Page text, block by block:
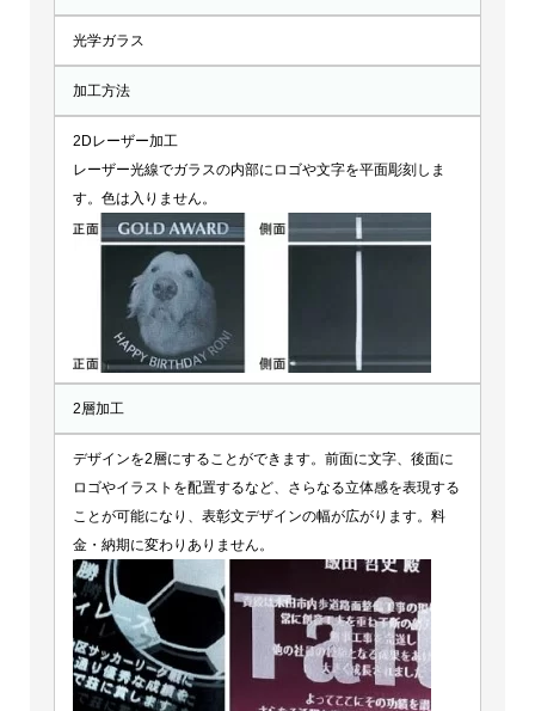
光学ガラス
加工方法
2Dレーザー加工
レーザー光線でガラスの内部にロゴや文字を平面彫刻しま
す。色は入りません。
2層加工
デザインを2層にすることができます。前面に文字、後面に
ロゴやイラストを配置するなど、さらなる立体感を表現する
ことが可能になり、表彰文デザインの幅が広がります。料
金・納期に変わりありません。